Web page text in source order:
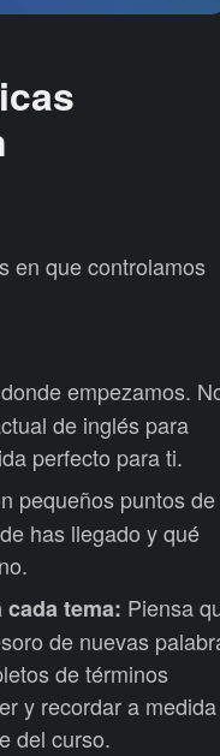
en que controlamos
empezamos.
de inglés para
perfecto para ti.
pequeños puntos de
has llegado y qué
tema: Piensa
de nuevas
de términos
y recordar a medida
del curso.